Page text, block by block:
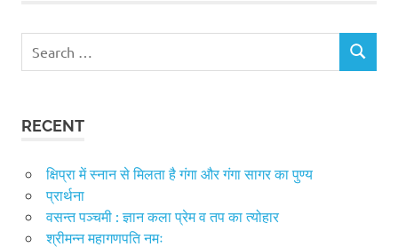
for:
SEARCH
RECENT
क्षिप्रा में स्नान से मिलता है गंगा और गंगा सागर का पुण्य
प्रार्थना
वसन्त पञ्चमी : ज्ञान कला प्रेम व तप का त्योहार
श्रीमन्न महागणपति नमः